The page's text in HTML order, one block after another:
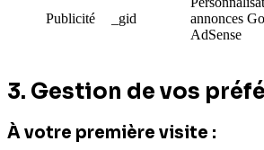
Publicité _gid
annonces
AdSense
3. Gestion de vos
À votre première visite :